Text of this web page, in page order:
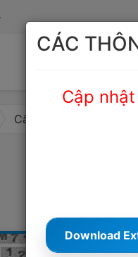
Cẩm nang Captcha
CÁC
Cập
Download